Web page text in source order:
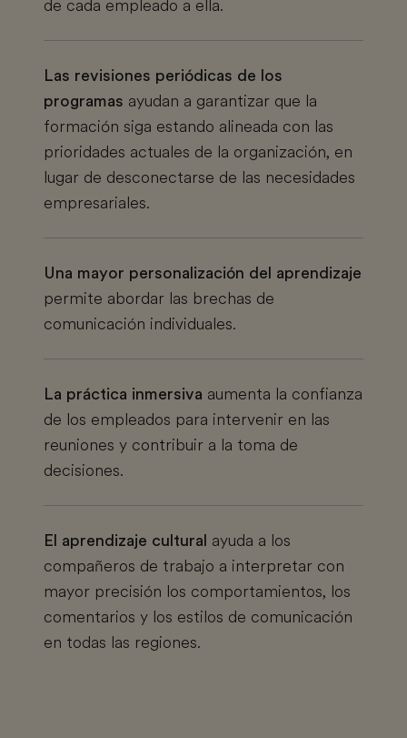
de cada empleado a ella.
Las revisiones periódicas de los
programas ayudan a garantizar que la
formación siga estando alineada con las
prioridades actuales de la organización, en
lugar de desconectarse de las necesidades
empresariales.
Una mayor personalización del aprendizaje
permite abordar las brechas de
comunicación individuales.
La práctica inmersiva aumenta la confianza
de los empleados para intervenir en las
reuniones y contribuir a la toma de
decisiones.
El aprendizaje cultural ayuda a los
compañeros de trabajo a interpretar con
mayor precisión los comportamientos, los
comentarios y los estilos de comunicación
en todas las regiones.